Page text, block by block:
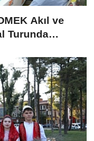
Akıl ve
Turunda